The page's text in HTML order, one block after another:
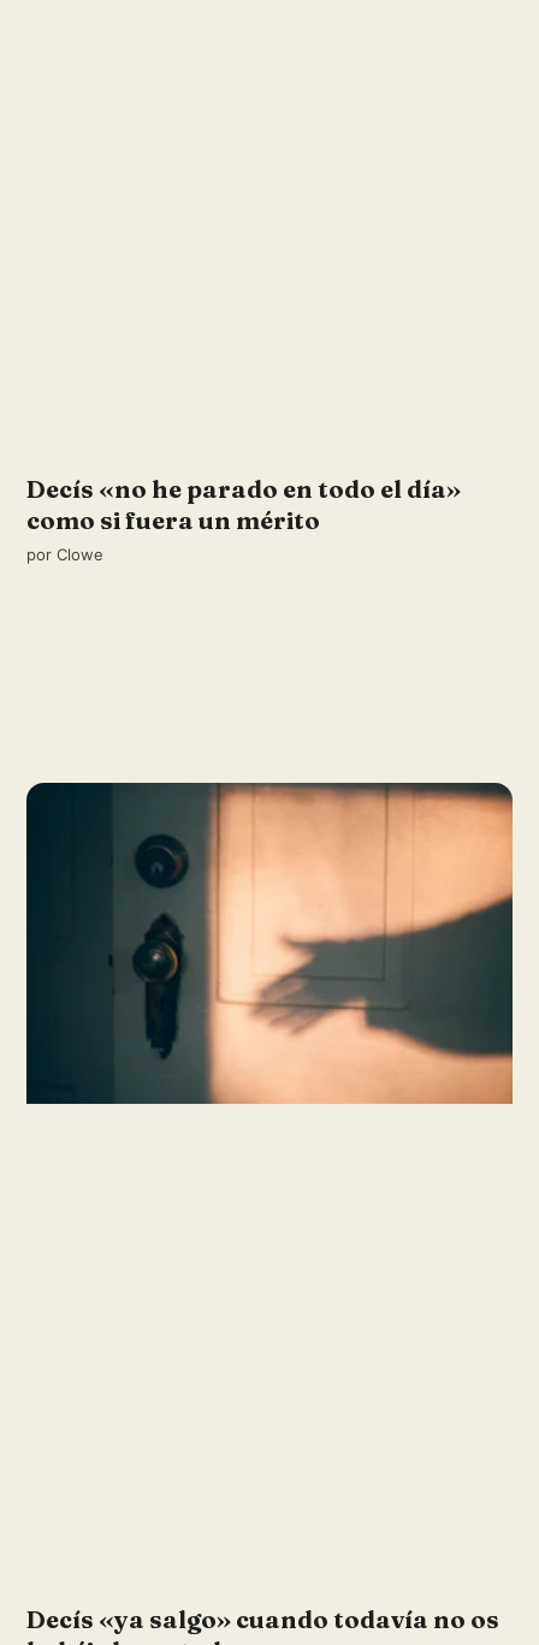
Decís «no he parado en todo el día»
como si fuera un mérito
porClowe
Decís «ya salgo» cuando todavía no os